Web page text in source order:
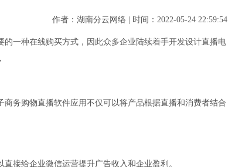
作者：湖南分云网络 | 时间：2022-05-24 22:59:54
一种在线购买方式，因此众多企业陆续着手开发设计直播电
务购物直播软件应用不仅可以将产品根据直播和消费者结合
接给企业微信运营提升广告收入和企业盈利。